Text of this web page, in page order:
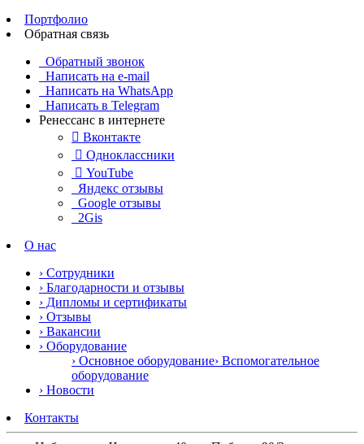
Портфолио
Обратная связь
Обратный звонок
Написать на e-mail
Написать на WhatsApp
Написать в Telegram
Ренессанс в интернете
 Вконтакте
 Одноклассники
 YouTube
Яндекс отзывы
Google отзывы
2Gis
О нас
› Сотрудники
› Благодарности и отзывы
› Дипломы и сертификаты
› Отзывы
› Вакансии
› Оборудование
› Основное оборудование› Вспомогательное
оборудование
› Новости
Контакты